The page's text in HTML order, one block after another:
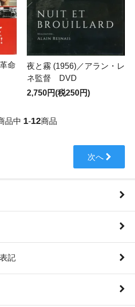
命
夜と霧 (1956)／アラン・レ
ネ監督 DVD
2,750円(税250円)
品中 1-12商品
次へ
記